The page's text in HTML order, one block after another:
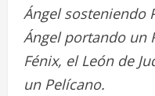
Ángel sosteniendo
Ángel portando un
Fénix, el León de
un Pelícano.